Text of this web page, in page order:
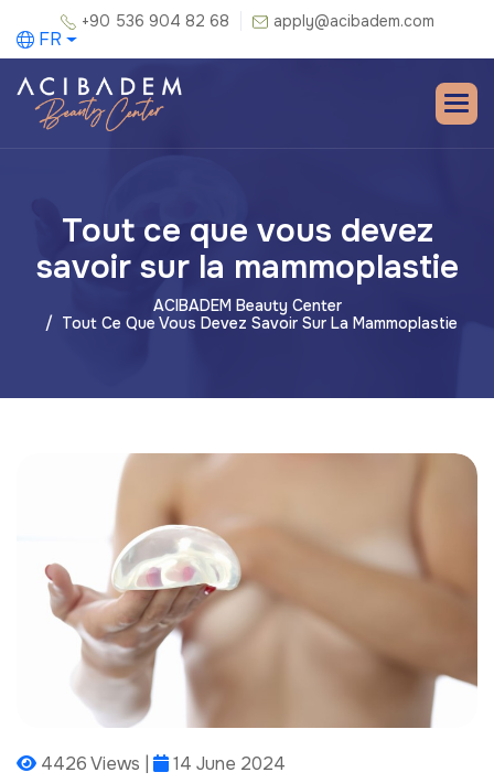
+90 536 904 82 68 apply@acibadem.com
FR
Tout ce que vous devez
savoir sur la mammoplastie
ACIBADEM Beauty Center
Tout Ce Que Vous Devez Savoir Sur La Mammoplastie
4426 Views | 14 June 2024